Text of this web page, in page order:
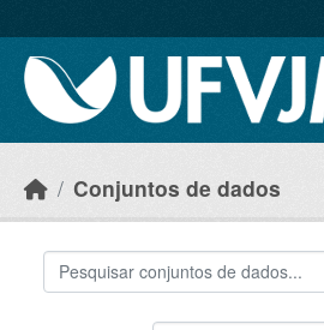
Conjuntos de dados